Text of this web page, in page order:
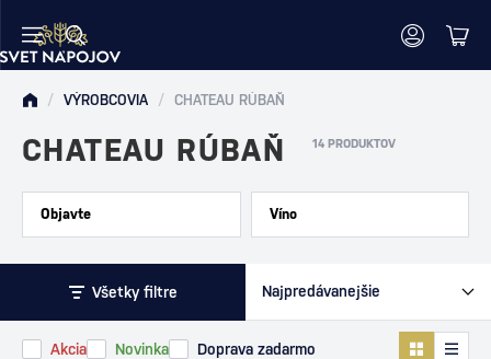
/ VÝROBCOVIA / CHATEAU RÚBAŇ
CHATEAU RÚBAŇ 14 PRODUKTOV
Objavte Víno
Všetky filtre
Akcia Novinka Doprava zadarmo